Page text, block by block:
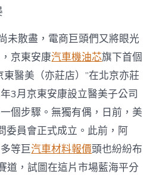
局
醫
美
賽
道
試
圖
在
這
片
市
場
未散盡，電商巨頭們又將眼光
京東安康汽車機油芯旗下首個
醫美（亦莊店）”在北京亦莊
3月京東安康設立醫美子公司
個步驟。無獨有偶，日前，美
委員會正式成立。此前，阿
等巨汽車材料報價頭也紛紛布
道，試圖在這片市場藍海平分